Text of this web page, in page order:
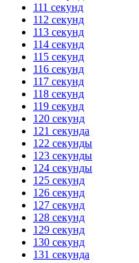
111 секунд
112 секунд
113 секунд
114 секунд
115 секунд
116 секунд
117 секунд
118 секунд
119 секунд
120 секунд
121 секунда
122 секунды
123 секунды
124 секунды
125 секунд
126 секунд
127 секунд
128 секунд
129 секунд
130 секунд
131 секунда